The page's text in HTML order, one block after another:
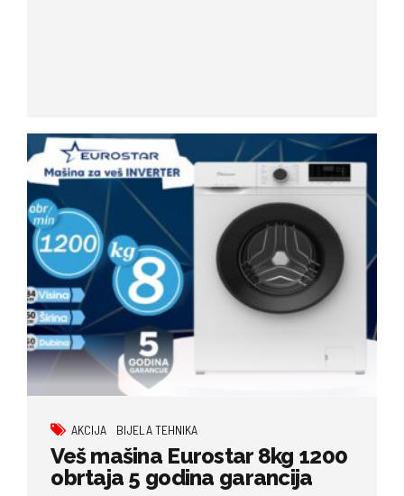
AKCIJA BIJELA TEHNIKA
Veš mašina Eurostar 8kg 1200
obrtaja 5 godina garancija